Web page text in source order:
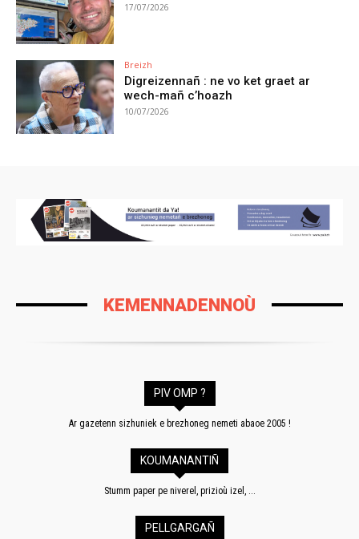
17/07/2026
Breizh
Digreizennañ : ne vo ket graet ar
wech-mañ c’hoazh
10/07/2026
KEMENNADENNOÙ
PIV OMP ?
Ar gazetenn sizhuniek e brezhoneg nemeti abaoe 2005 !
KOUMANANTIÑ
Stumm paper pe niverel, prizioù izel, ...
PELLGARGAÑ